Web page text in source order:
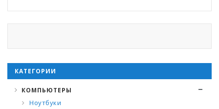
КАТЕГОРИИ
КОМПЬЮТЕРЫ
Ноутбуки